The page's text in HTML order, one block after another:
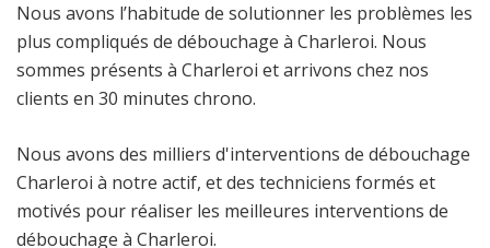
Nous avons l’habitude de solutionner les problèmes les
plus compliqués de débouchage à Charleroi. Nous
sommes présents à Charleroi et arrivons chez nos
clients en 30 minutes chrono.
Nous avons des milliers d'interventions de débouchage
Charleroi à notre actif, et des techniciens formés et
motivés pour réaliser les meilleures interventions de
débouchage à Charleroi.